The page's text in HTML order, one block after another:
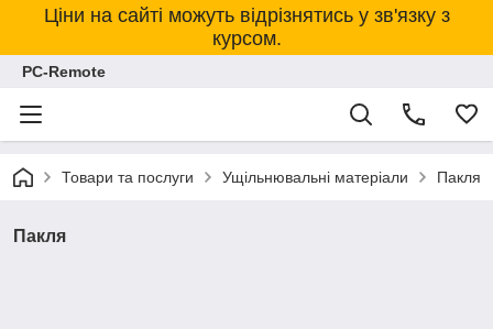
Ціни на сайті можуть відрізнятись у зв'язку з
курсом.
PC-Remote
Товари та послуги Ущільнювальні матеріали Пакля
Пакля